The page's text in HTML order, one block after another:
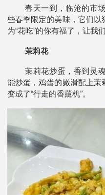
春天一到，临沧的市
些春季限定的美味，它们
为“花吃”的你有福了，让我
茉莉花
茉莉花炒蛋，香到灵
能炒蛋， 鸡蛋的嫩滑配上茉
变成了“行走的香薰机”。